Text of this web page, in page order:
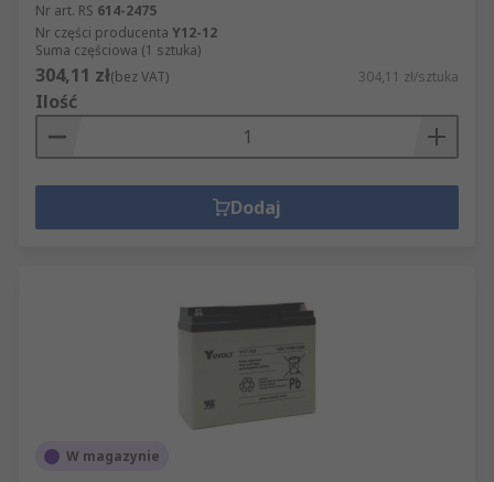
Nr art. RS 614-2475
Nr części producenta Y12-12
Suma częściowa (1 sztuka)
304,11 zł(bez VAT) 304,11 zł/sztuka
Ilość
Dodaj
W magazynie